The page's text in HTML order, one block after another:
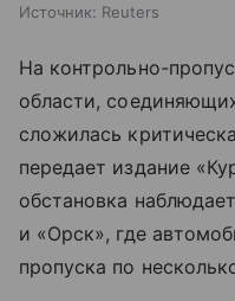
Источник: Reuters
На контрольно-
области,
сложилась
передает издание
обстановка
и «Орск», где
пропуска по